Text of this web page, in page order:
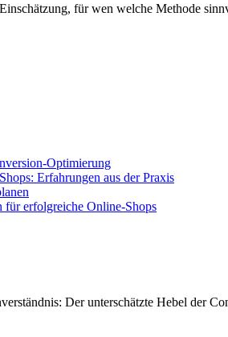
für wen welche Methode
Optimierung
Erfahrungen aus der Praxis
für erfolgreiche Online-Shops
Der unterschätzte Hebel der